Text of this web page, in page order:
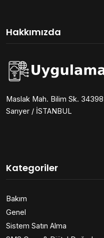
Hakkımızda
Maslak Mah. Bilim Sk. 34398
Sarıyer / İSTANBUL
Kategoriler
Bakım
Genel
Sistem Satın Alma